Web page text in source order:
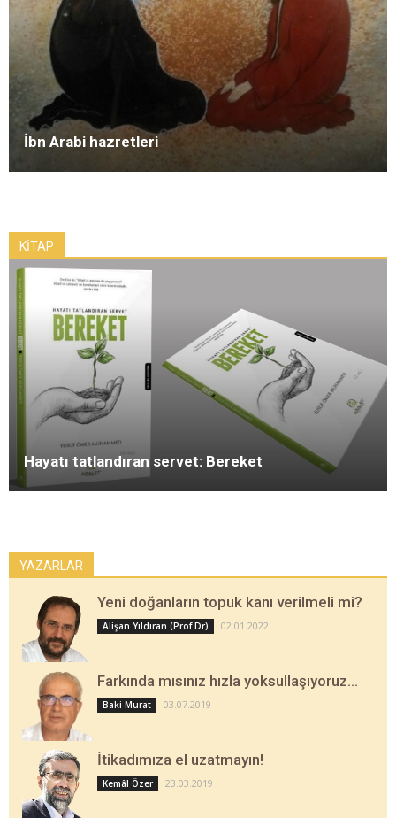
İbn Arabi hazretleri
KİTAP
Hayatı tatlandıran servet: Bereket
YAZARLAR
Yeni doğanların topuk kanı verilmeli mi?
Alişan Yıldıran (Prof Dr) 02.01.2022
Farkında mısınız hızla yoksullaşıyoruz…
Baki Murat 03.07.2019
İtikadımıza el uzatmayın!
Kemâl Özer 23.03.2019